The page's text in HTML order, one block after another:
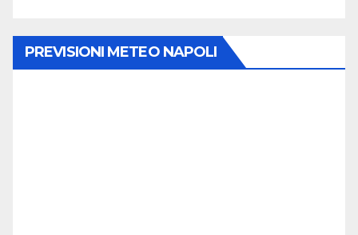
PREVISIONI METEO NAPOLI